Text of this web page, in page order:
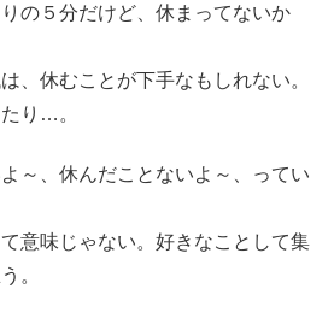
の５分だけど、休まってないか
、休むことが下手なもしれない。
り…。
～、休んだことないよ～、ってい
意味じゃない。好きなことして集
。